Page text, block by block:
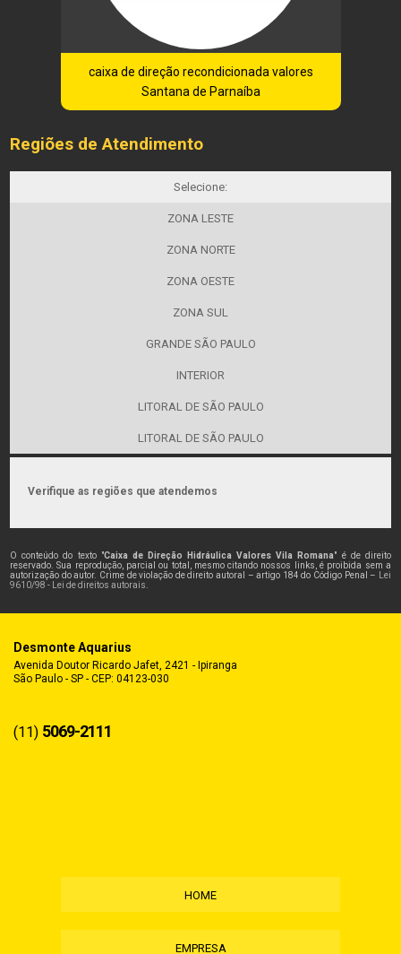
caixa de direção recondicionada valores
Santana de Parnaíba
Regiões de Atendimento
Selecione:
ZONA LESTE
ZONA NORTE
ZONA OESTE
ZONA SUL
GRANDE SÃO PAULO
INTERIOR
LITORAL DE SÃO PAULO
LITORAL DE SÃO PAULO
Verifique as regiões que atendemos
O conteúdo do texto "Caixa de Direção Hidráulica Valores Vila Romana" é de direito
reservado. Sua reprodução, parcial ou total, mesmo citando nossos links, é proibida sem a
autorização do autor. Crime de violação de direito autoral – artigo 184 do Código Penal –
Lei
9610/98 - Lei de direitos autorais
Desmonte Aquarius
Avenida Doutor Ricardo Jafet, 2421 - Ipiranga
São Paulo - SP - CEP: 04123-030
(11) 5069-2111
HOME
EMPRESA